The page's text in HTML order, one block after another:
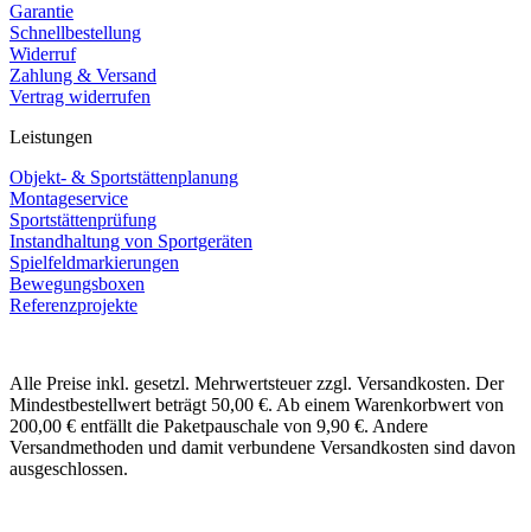
Garantie
Schnellbestellung
Widerruf
Zahlung & Versand
Vertrag widerrufen
Leistungen
Objekt- & Sportstättenplanung
Montageservice
Sportstättenprüfung
Instandhaltung von Sportgeräten
Spielfeldmarkierungen
Bewegungsboxen
Referenzprojekte
Alle Preise inkl. gesetzl. Mehrwertsteuer zzgl. Versandkosten. Der
Mindestbestellwert beträgt 50,00 €. Ab einem Warenkorbwert von
200,00 € entfällt die Paketpauschale von 9,90 €. Andere
Versandmethoden und damit verbundene Versandkosten sind davon
ausgeschlossen.